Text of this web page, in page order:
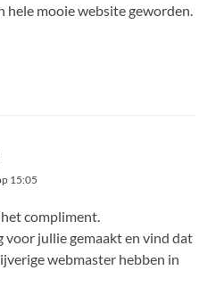
hele mooie website geworden.
15:05
compliment.
voor jullie gemaakt en vind dat
webmaster hebben in